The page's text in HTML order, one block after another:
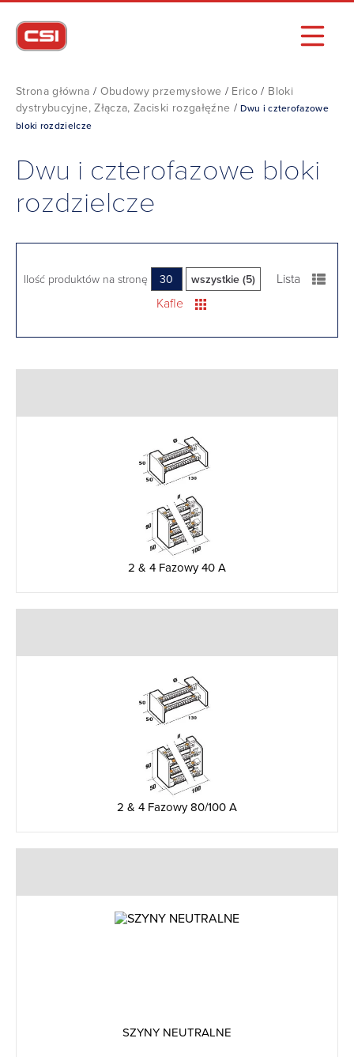
Strona główna / Obudowy przemysłowe / Erico / Bloki
dystrybucyjne, Złącza, Zaciski rozgałęźne /Dwu i czterofazowe
bloki rozdzielcze
Dwu i czterofazowe bloki
rozdzielcze
Ilość produktów na stronę 30 wszystkie (5)
Lista
Kafle
2 & 4 Fazowy 40 A
2 & 4 Fazowy 80/100 A
SZYNY NEUTRALNE